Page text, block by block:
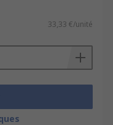
33,33 €/unité